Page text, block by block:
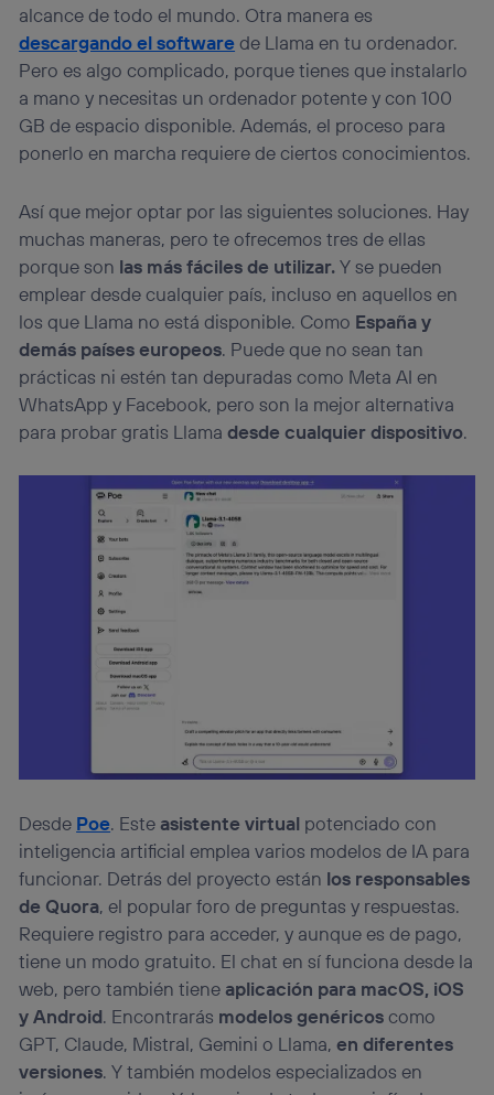
alcance de todo el mundo. Otra manera es
descargando el softwarede Llama en tu ordenador.
Pero es algo complicado, porque tienes que instalarlo
a mano y necesitas un ordenador potente y con 100
GB de espacio disponible. Además, el proceso para
ponerlo en marcha requiere de ciertos conocimientos.
Así que mejor optar por las siguientes soluciones. Hay
muchas maneras, pero te ofrecemos tres de ellas
porque son las más fáciles de utilizar.Y se pueden
emplear desde cualquier país, incluso en aquellos en
los que Llama no está disponible. Como España y
demás países europeos. Puede que no sean tan
prácticas ni estén tan depuradas como Meta AI en
WhatsApp y Facebook, pero son la mejor alternativa
para probar gratis Llama desde cualquier dispositivo.
Desde Poe. Este asistente virtual potenciado con
inteligencia artificial emplea varios modelos de IA para
funcionar. Detrás del proyecto están los responsables
de Quora, el popular foro de preguntas y respuestas.
Requiere registro para acceder, y aunque es de pago,
tiene un modo gratuito. El chat en sí funciona desde la
web, pero también tiene aplicación para macOS, iOS
y Android. Encontrarás modelos genéricoscomo
GPT, Claude, Mistral, Gemini o Llama,en diferentes
versiones. Y también modelos especializados en